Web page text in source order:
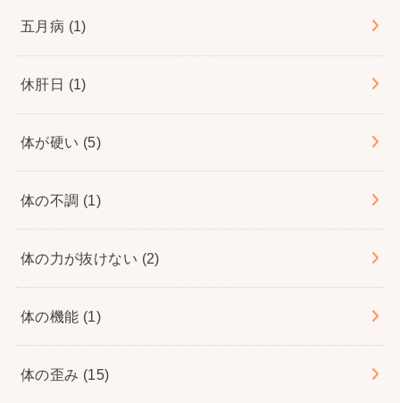
五月病 (1)
休肝日 (1)
体が硬い (5)
体の不調 (1)
体の力が抜けない (2)
体の機能 (1)
体の歪み (15)